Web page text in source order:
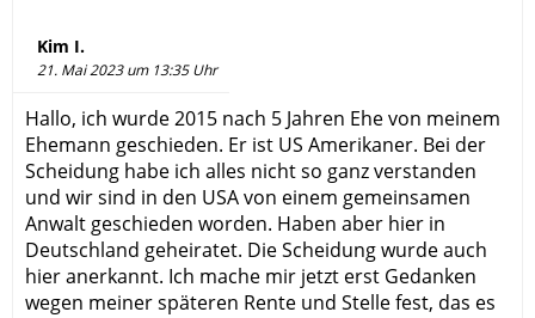
Kim I.
21. Mai 2023 um 13:35 Uhr
Hallo, ich wurde 2015 nach 5 Jahren Ehe von meinem
Ehemann geschieden. Er ist US Amerikaner. Bei der
Scheidung habe ich alles nicht so ganz verstanden
und wir sind in den USA von einem gemeinsamen
Anwalt geschieden worden. Haben aber hier in
Deutschland geheiratet. Die Scheidung wurde auch
hier anerkannt. Ich mache mir jetzt erst Gedanken
wegen meiner späteren Rente und Stelle fest, das es